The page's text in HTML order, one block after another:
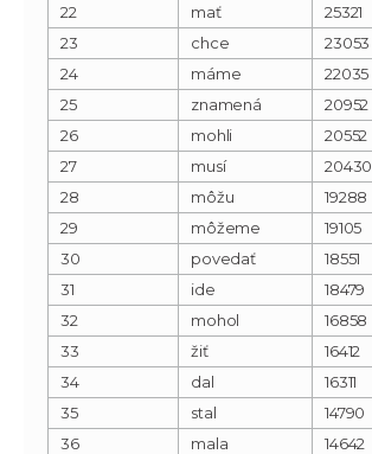
22
mať
25321
23
chce
23053
24
máme
22035
25
znamená
20952
26
mohli
20552
27
musí
20430
28
môžu
19288
29
môžeme
19105
30
povedať
18551
31
ide
18479
32
mohol
16858
33
žiť
16412
34
dal
16311
35
stal
14790
36
mala
14642